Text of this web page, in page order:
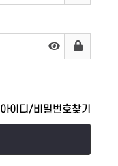
아이디/비밀번호찾기